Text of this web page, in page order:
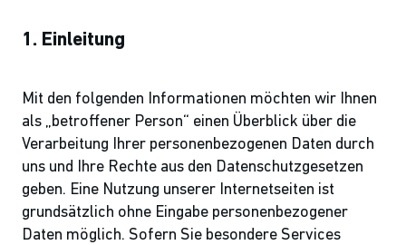
1. Einleitung
Mit den folgenden Informationen möchten wir Ihnen
als „betroffener Person“ einen Überblick über die
Verarbeitung Ihrer personenbezogenen Daten durch
uns und Ihre Rechte aus den Datenschutzgesetzen
geben. Eine Nutzung unserer Internetseiten ist
grundsätzlich ohne Eingabe personenbezogener
Daten möglich. Sofern Sie besondere Services